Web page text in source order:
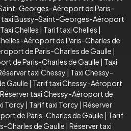
Georges-Aéroport de Paris-
taxi Bussy-Saint-Georges-Aéroport
Taxi Chelles | Tarif taxi Chelles |
Aéroport de Paris-Charles de
de Paris-Charles de Gaulle |
de Paris-Charles de Gaulle | Taxi
taxi Chessy | Taxi Chessy-
Gaulle | Tarif taxi Chessy-Aéroport
Réserver taxi Chessy-Aéroport de
Torcy | Tarif taxi Torcy | Réserver
de Paris-Charles de Gaulle | Tarif
Charles de Gaulle | Réserver taxi